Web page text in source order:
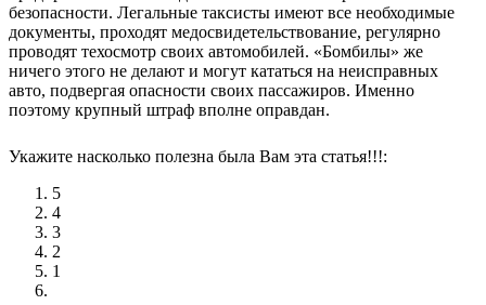
безопасности. Легальные таксисты имеют все необходимые
документы, проходят медосвидетельствование, регулярно
проводят техосмотр своих автомобилей. «Бомбилы» же
ничего этого не делают и могут кататься на неисправных
авто, подвергая опасности своих пассажиров. Именно
поэтому крупный штраф вполне оправдан.
Укажите насколько полезна была Вам эта статья!!!:
5
4
3
2
1